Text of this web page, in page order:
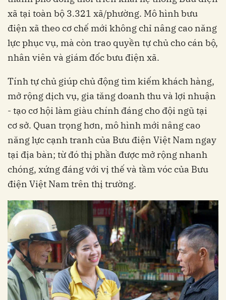
xã tại toàn bộ 3.321 xã/phường. Mô hình bưu
điện xã theo cơ chế mới không chỉ nâng cao năng
lực phục vụ, mà còn trao quyền tự chủ cho cán bộ,
nhân viên và giám đốc bưu điện xã.
Tính tự chủ giúp chủ động tìm kiếm khách hàng,
mở rộng dịch vụ, gia tăng doanh thu và lợi nhuận
- tạo cơ hội làm giàu chính đáng cho đội ngũ tại
cơ sở. Quan trọng hơn, mô hình mới nâng cao
năng lực cạnh tranh của Bưu điện Việt Nam ngay
tại địa bàn; từ đó thị phần được mở rộng nhanh
chóng, xứng đáng với vị thế và tầm vóc của Bưu
điện Việt Nam trên thị trường.